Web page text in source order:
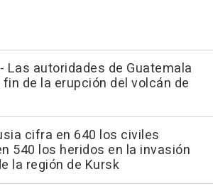
Las autoridades de Guatemala
de la erupción del volcán de
cifra en 640 los civiles
540 los heridos en la invasión
la región de Kursk